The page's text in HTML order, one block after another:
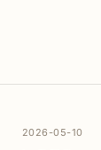
2026-05-10